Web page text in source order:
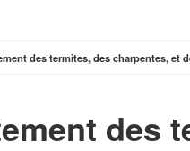
des termites, des charpentes, et
des